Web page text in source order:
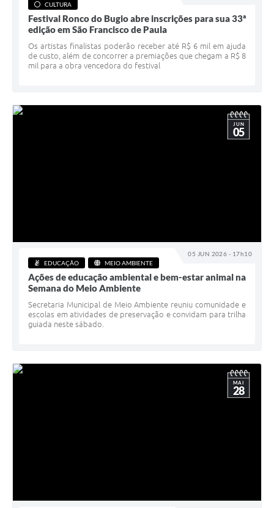
CULTURA
Festival Ronco do Bugio abre inscrições para sua 33ª
edição em São Francisco de Paula
Os artistas finalistas poderão receber até R$ 6 mil em ajuda
de custo, além de concorrer a premiações que chegam a R$ 8
mil para a obra vencedora do festival
05 JUN 2026 - 17h10
JUN
05
EDUCAÇÃO MEIO AMBIENTE
Ações de educação ambiental e bem-estar animal na
Semana do Meio Ambiente
Secretaria Municipal de Meio Ambiente reuniu comunidade e
escolas em atividades de preservação e convidam para trilha
guiada neste sábado.
MAI
28